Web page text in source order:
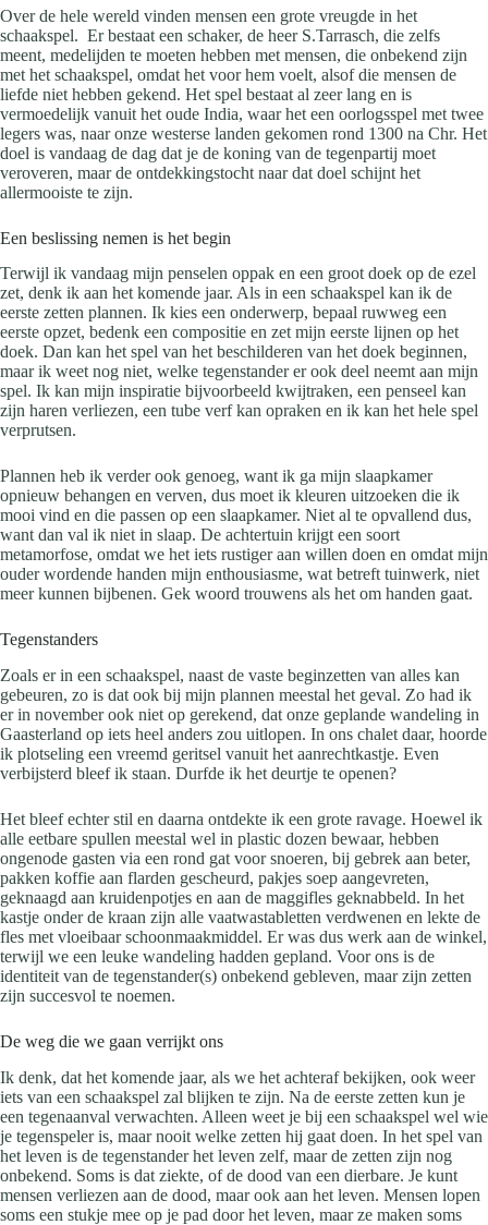
Over de hele wereld vinden mensen een grote vreugde in het
schaakspel. Er bestaat een schaker, de heer S.Tarrasch, die zelfs
meent, medelijden te moeten hebben met mensen, die onbekend zijn
met het schaakspel, omdat het voor hem voelt, alsof die mensen de
liefde niet hebben gekend. Het spel bestaat al zeer lang en is
vermoedelijk vanuit het oude India, waar het een oorlogsspel met twee
legers was, naar onze westerse landen gekomen rond 1300 na Chr. Het
doel is vandaag de dag dat je de koning van de tegenpartij moet
veroveren, maar de ontdekkingstocht naar dat doel schijnt het
allermooiste te zijn.
Een beslissing nemen is het begin
Terwijl ik vandaag mijn penselen oppak en een groot doek op de ezel
zet, denk ik aan het komende jaar. Als in een schaakspel kan ik de
eerste zetten plannen. Ik kies een onderwerp, bepaal ruwweg een
eerste opzet, bedenk een compositie en zet mijn eerste lijnen op het
doek. Dan kan het spel van het beschilderen van het doek beginnen,
maar ik weet nog niet, welke tegenstander er ook deel neemt aan mijn
spel. Ik kan mijn inspiratie bijvoorbeeld kwijtraken, een penseel kan
zijn haren verliezen, een tube verf kan opraken en ik kan het hele spel
verprutsen.
Plannen heb ik verder ook genoeg, want ik ga mijn slaapkamer
opnieuw behangen en verven, dus moet ik kleuren uitzoeken die ik
mooi vind en die passen op een slaapkamer. Niet al te opvallend dus,
want dan val ik niet in slaap. De achtertuin krijgt een soort
metamorfose, omdat we het iets rustiger aan willen doen en omdat mijn
ouder wordende handen mijn enthousiasme, wat betreft tuinwerk, niet
meer kunnen bijbenen. Gek woord trouwens als het om handen gaat.
Tegenstanders
Zoals er in een schaakspel, naast de vaste beginzetten van alles kan
gebeuren, zo is dat ook bij mijn plannen meestal het geval. Zo had ik
er in november ook niet op gerekend, dat onze geplande wandeling in
Gaasterland op iets heel anders zou uitlopen. In ons chalet daar, hoorde
ik plotseling een vreemd geritsel vanuit het aanrechtkastje. Even
verbijsterd bleef ik staan. Durfde ik het deurtje te openen?
Het bleef echter stil en daarna ontdekte ik een grote ravage. Hoewel ik
alle eetbare spullen meestal wel in plastic dozen bewaar, hebben
ongenode gasten via een rond gat voor snoeren, bij gebrek aan beter,
pakken koffie aan flarden gescheurd, pakjes soep aangevreten,
geknaagd aan kruidenpotjes en aan de maggifles geknabbeld. In het
kastje onder de kraan zijn alle vaatwastabletten verdwenen en lekte de
fles met vloeibaar schoonmaakmiddel. Er was dus werk aan de winkel,
terwijl we een leuke wandeling hadden gepland. Voor ons is de
identiteit van de tegenstander(s) onbekend gebleven, maar zijn zetten
zijn succesvol te noemen.
De weg die we gaan verrijkt ons
Ik denk, dat het komende jaar, als we het achteraf bekijken, ook weer
iets van een schaakspel zal blijken te zijn. Na de eerste zetten kun je
een tegenaanval verwachten. Alleen weet je bij een schaakspel wel wie
je tegenspeler is, maar nooit welke zetten hij gaat doen. In het spel van
het leven is de tegenstander het leven zelf, maar de zetten zijn nog
onbekend. Soms is dat ziekte, of de dood van een dierbare. Je kunt
mensen verliezen aan de dood, maar ook aan het leven. Mensen lopen
soms een stukje mee op je pad door het leven, maar ze maken soms